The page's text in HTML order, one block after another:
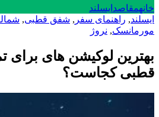
خانهمقاصد ایسلند
ایسلند, راهنمای سفر , شفق قطبی,
مورمانسک, نروژ
بهترین لوکیشن‌ های
قطبی کجاست؟